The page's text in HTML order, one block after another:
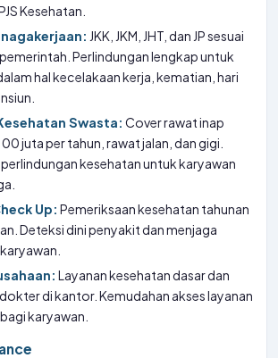
Kesehatan.
JKK, JKM, JHT, dan JP sesuai
Perlindungan lengkap untuk
hal kecelakaan kerja, kematian, hari
Swasta: Cover rawat inap
juta per tahun, rawat jalan, dan gigi.
kesehatan untuk karyawan
Up: Pemeriksaan kesehatan tahunan
Deteksi dini penyakit dan menjaga
Layanan kesehatan dasar dan
di kantor. Kemudahan akses layanan
karyawan.